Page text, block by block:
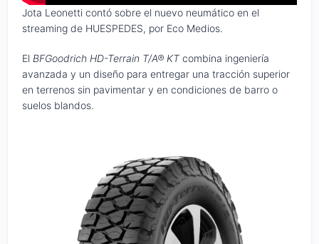
Jota Leonetti contó sobre el nuevo neumático en el
streaming de HUESPEDES, por Eco Medios.
El BFGoodrich HD-Terrain T/A® KT combina ingeniería
avanzada y un diseño para entregar una tracción superior
en terrenos sin pavimentar y en condiciones de barro o
suelos blandos.